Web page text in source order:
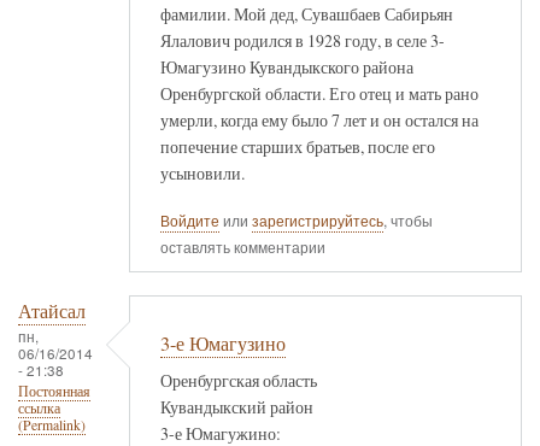
фамилии. Мой дед, Сувашбаев Сабирьян
Ялалович родился в 1928 году, в селе 3-
Юмагузино Кувандыкского района
Оренбургской области. Его отец и мать рано
умерли, когда ему было 7 лет и он остался на
попечение старших братьев, после его
усыновили.
Войдите или зарегистрируйтесь, чтобы
оставлять комментарии
Атайсал
пн,
06/16/2014
- 21:38
Постоянная
ссылка
(Permalink)
3-е Юмагузино
Оренбургская область
Кувандыкский район
3-е Юмагужино: